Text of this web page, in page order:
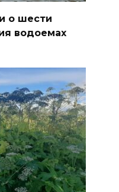
о шести
водоемах